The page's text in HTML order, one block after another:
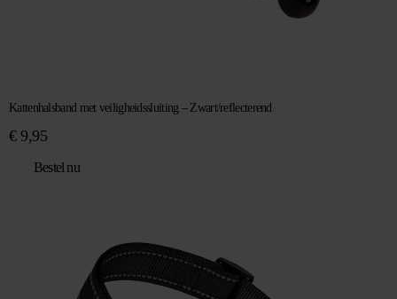
Kattenhalsband met veiligheidssluiting – Zwart/reflecterend
€9,95
Bestel nu